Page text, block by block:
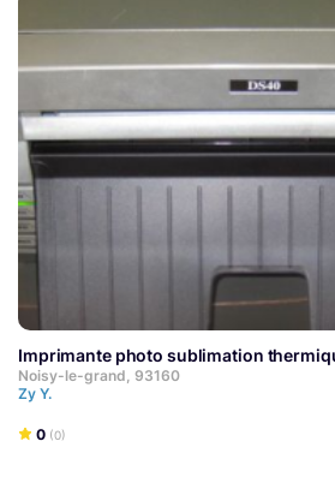
Imprimante photo sublimation
Noisy-le-grand, 93160
Zy Y.
0 (0)